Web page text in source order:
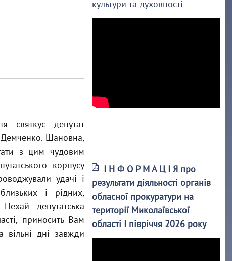
святкує депутат
Демченко. Шановна,
з цим чудовим
корпусу
удачі і
і рідних,
депутатська
приносить Вам
вільні дні завжди
культури та духовності
--------------------------------
І Н Ф О Р М А Ц І Я про
результати діяльності органів
обласної прокуратури на
території Миколаївської
області І півріччя 2026 року